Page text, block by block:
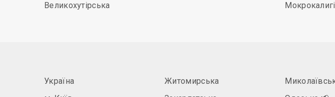
Великохутірська
Україна
Житомирська